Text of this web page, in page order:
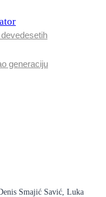
generaciju
Smajić Savić, Luka